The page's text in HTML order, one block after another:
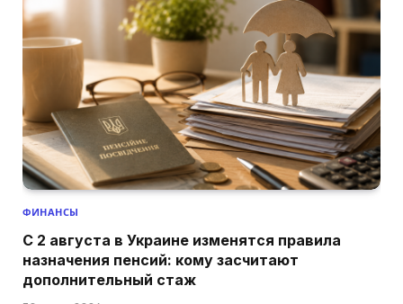
ФИНАНСЫ
С 2 августа в Украине изменятся правила
назначения пенсий: кому засчитают
дополнительный стаж